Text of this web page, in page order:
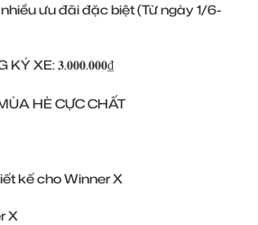
ưu đãi đặc biệt (Từ ngày 1/6-
XE: 𝟑.𝟎𝟎𝟎.𝟎𝟎𝟎₫
HÈ CỰC CHẤT
kế cho Winner X
X